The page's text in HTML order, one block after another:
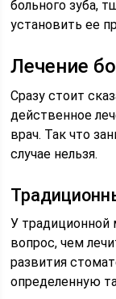
больного зуба,
установить ее
Лечение
Сразу стоит
действенное
врач. Так что
случае нельзя.
У традиционной
вопрос, чем
развития
определенную